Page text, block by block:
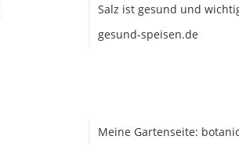
Salz ist gesund und
gesund-speisen.de
Meine Gartenseite: